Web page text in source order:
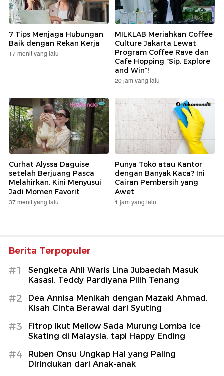
7 Tips Menjaga Hubungan
Baik dengan Rekan Kerja
17 menit yang lalu
MILKLAB Meriahkan Coffee
Culture Jakarta Lewat
Program Coffee Rave dan
Cafe Hopping “Sip, Explore
and Win”!
20 jam yang lalu
Curhat Alyssa Daguise
setelah Berjuang Pasca
Melahirkan, Kini Menyusui
Jadi Momen Favorit
37 menit yang lalu
Punya Toko atau Kantor
dengan Banyak Kaca? Ini
Cairan Pembersih yang
Awet
1 jam yang lalu
Berita Terpopuler
#1
Sengketa Ahli Waris Lina Jubaedah Masuk
Kasasi, Teddy Pardiyana Pilih Tenang
#2
Dea Annisa Menikah dengan Mazaki Ahmad,
Kisah Cinta Berawal dari Syuting
#3
Fitrop Ikut Mellow Sada Murung Lomba Ice
Skating di Malaysia, tapi Happy Ending
#4
Ruben Onsu Ungkap Hal yang Paling
Dirindukan dari Anak-anak